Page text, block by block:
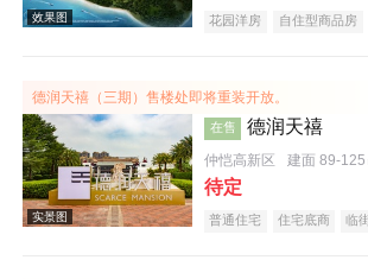
效果图
花园洋房 自住型商品房
德润天禧（三期）售楼处即将重装开放。
在售 德润天禧
仲恺高新区 建面 89-125
待定
普通住宅 住宅底商 临